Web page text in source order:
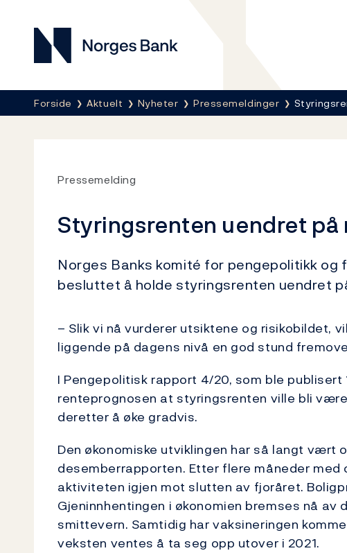
Norges Bank
Her er du nå:
Forside Aktuelt Nyheter Pressemeldinger
Pressemelding
Styringsrenten uendret på
Norges Banks komité for pengepolitikk
besluttet å holde styringsrenten uendret
– Slik vi nå vurderer utsiktene og risikobildet,
liggende på dagens nivå en god stund
I Pengepolitisk rapport 4/20, som ble publisert
renteprognosen at styringsrenten ville bli
deretter å øke gradvis.
Den økonomiske utviklingen har så langt vært
desemberrapporten. Etter flere måneder med
aktiviteten igjen mot slutten av fjoråret.
Gjeninnhentingen i økonomien bremses nå
smittevern. Samtidig har vaksineringen
veksten ventes å ta seg opp utover i 2021.